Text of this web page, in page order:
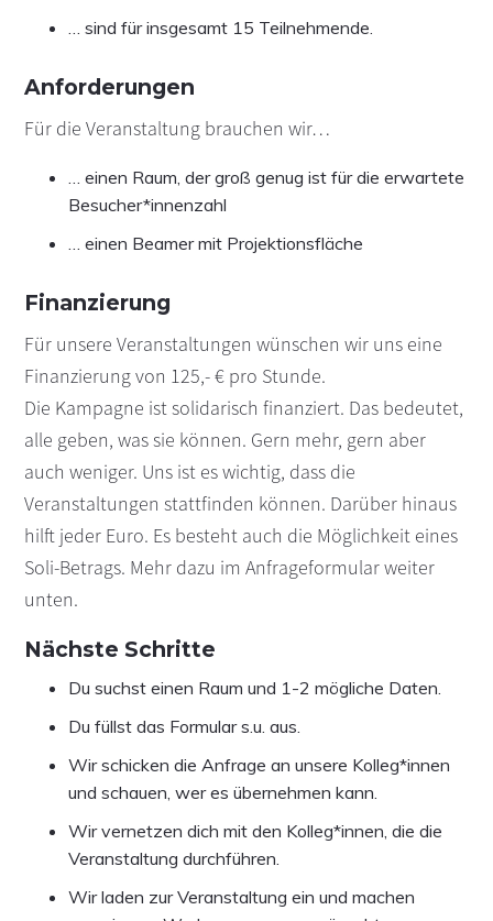
… sind für insgesamt 15 Teilnehmende.
Anforderungen
Für die Veranstaltung brauchen wir…
… einen Raum, der groß genug ist für die erwartete
Besucher*innenzahl
… einen Beamer mit Projektionsfläche
Finanzierung
Für unsere Veranstaltungen wünschen wir uns eine
Finanzierung von 125,- € pro Stunde.
Die Kampagne ist solidarisch finanziert. Das bedeutet,
alle geben, was sie können. Gern mehr, gern aber
auch weniger. Uns ist es wichtig, dass die
Veranstaltungen stattfinden können. Darüber hinaus
hilft jeder Euro. Es besteht auch die Möglichkeit eines
Soli-Betrags. Mehr dazu im Anfrageformular weiter
unten.
Nächste Schritte
Du suchst einen Raum und 1-2 mögliche Daten.
Du füllst das Formular s.u. aus.
Wir schicken die Anfrage an unsere Kolleg*innen
und schauen, wer es übernehmen kann.
Wir vernetzen dich mit den Kolleg*innen, die die
Veranstaltung durchführen.
Wir laden zur Veranstaltung ein und machen